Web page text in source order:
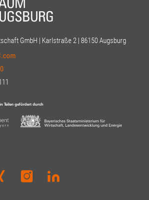
GmbH | Karlstraße 2 | 86150 Augsburg